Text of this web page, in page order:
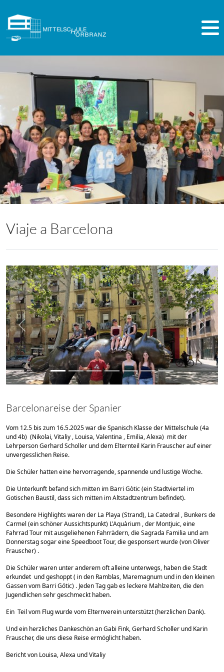
Viaje a Barcelona
Barcelonareise der Spanier
Vom 12.5 bis zum 16.5.2025 war die Spanisch Klasse der Mittelschule (4a
und 4b) (Nikolai, Vitaliy , Louisa, Valentina , Emilia, Alexa) mit der
Lehrperson Gerhard Scholler und dem Elternteil Karin Frauscher auf einer
unvergesslichen Reise.
Die Schüler hatten eine hervorragende, spannende und lustige Woche.
Die Unterkunft befand sich mitten im Barri Gòtic (ein Stadtviertel im
Gotischen Baustil, dass sich mitten im Altstadtzentrum befindet).
Besondere Highlights waren der La Playa (Strand), La Catedral , Bunkers de
Carmel (ein schöner Aussichtspunkt) L'Aquàrium , der Montjuic, eine
Fahrrad Tour mit ausgeliehenen Fahrrädern, die Sagrada Familia und am
Donnerstag sogar eine Speedboot Tour, die gesponsert wurde (von Oliver
Frauscher) .
Die Schüler waren unter anderem oft alleine unterwegs, haben die Stadt
erkundet und geshoppt ( in den Ramblas, Maremagnum und in den kleinen
Gassen vom Barri Gótic) . Jeden Tag gab es leckere Mahlzeiten, die den
Jugendlichen sehr geschmeckt haben.
Ein Teil vom Flug wurde vom Elternverein unterstützt (herzlichen Dank).
Und ein herzliches Dankeschön an Gabi Fink, Gerhard Scholler und Karin
Frauscher, die uns diese Reise ermöglicht haben.
Bericht von Louisa, Alexa und Vitaliy
zurück weiter